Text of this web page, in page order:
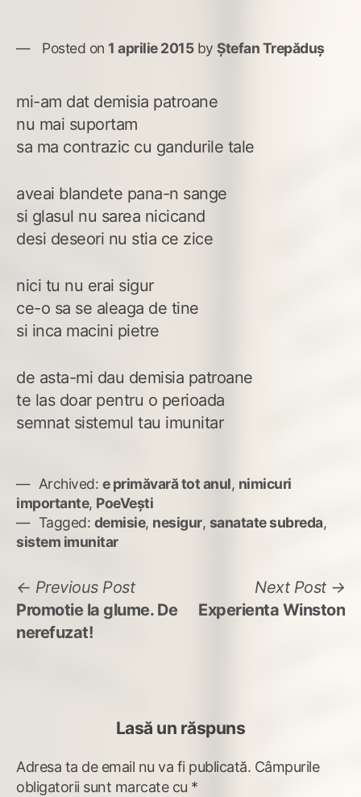
Posted on 1 aprilie 2015by Ștefan Trepăduș
mi-am dat demisia patroane
nu mai suportam
sa ma contrazic cu gandurile tale
aveai blandete pana-n sange
si glasul nu sarea nicicand
desi deseori nu stia ce zice
nici tu nu erai sigur
ce-o sa se aleaga de tine
si inca macini pietre
de asta-mi dau demisia patroane
te las doar pentru o perioada
semnat sistemul tau imunitar
Archived: e primăvară tot anul, nimicuri
importante, PoeVești
Tagged: demisie, nesigur, sanatate subreda,
sistem imunitar
Navigare
în
Previous PostPrevious
post:
Promotie la glume. De
nerefuzat!
Next Post
Experienta Winston
Lasă un răspuns
Adresa ta de email nu va fi publicată. Câmpurile
obligatorii sunt marcate cu *